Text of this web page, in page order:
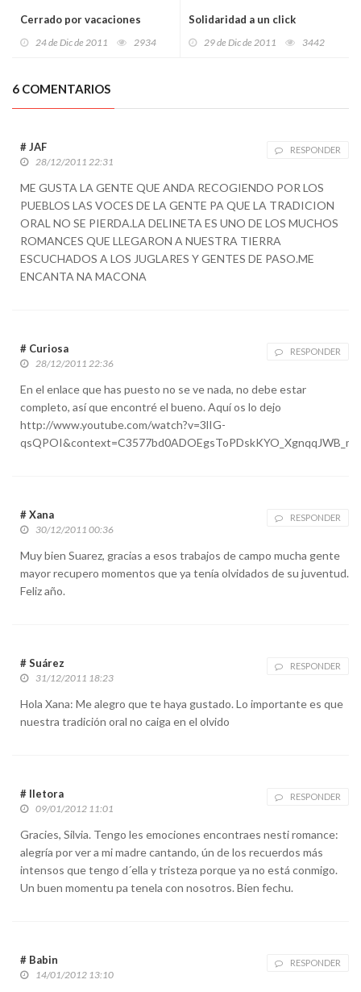
Cerrado por vacaciones
24 de Dic de 2011 2934
Solidaridad a un click
29 de Dic de 2011 3442
6 COMENTARIOS
# JAF RESPONDER
28/12/2011 22:31
ME GUSTA LA GENTE QUE ANDA RECOGIENDO POR LOS
PUEBLOS LAS VOCES DE LA GENTE PA QUE LA TRADICION
ORAL NO SE PIERDA.LA DELINETA ES UNO DE LOS MUCHOS
ROMANCES QUE LLEGARON A NUESTRA TIERRA
ESCUCHADOS A LOS JUGLARES Y GENTES DE PASO.ME
ENCANTA NA MACONA
# Curiosa RESPONDER
28/12/2011 22:36
En el enlace que has puesto no se ve nada, no debe estar
completo, así que encontré el bueno. Aquí os lo dejo
http://www.youtube.com/watch?v=3lIG-
# Xana RESPONDER
30/12/2011 00:36
Muy bien Suarez, gracias a esos trabajos de campo mucha gente
mayor recupero momentos que ya tenía olvidados de su juventud.
Feliz año.
# Suárez RESPONDER
31/12/2011 18:23
Hola Xana: Me alegro que te haya gustado. Lo importante es que
nuestra tradición oral no caiga en el olvido
# lletora RESPONDER
09/01/2012 11:01
Gracies, Silvia. Tengo les emociones encontraes nesti romance:
alegría por ver a mi madre cantando, ún de los recuerdos más
intensos que tengo d´ella y tristeza porque ya no está conmigo.
Un buen momentu pa tenela con nosotros. Bien fechu.
# Babin RESPONDER
14/01/2012 13:10